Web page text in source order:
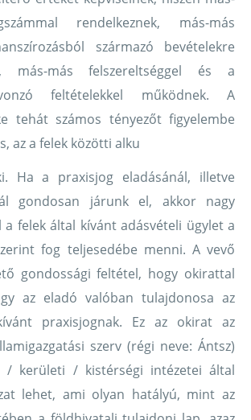
rendelkeznek, más-más
származó bevételekre
más-más felszereltséggel és a
vonzó feltételekkel működnek. A
tehát számos tényezőt figyelembe
az a felek közötti alku
Ha a praxisjog eladásánál, illetve
gondosan járunk el, akkor nagy
a felek által kívánt adásvételi ügylet a
fog teljesedébe menni. A vevő
gondossági feltétel, hogy okirattal
az eladó valóban tulajdonosa az
praxisjognak. Ez az okirat az
szerv (régi neve: Ántsz)
/ kerületi / kistérségi intézetei által
lehet, ami olyan hatályú, mint az